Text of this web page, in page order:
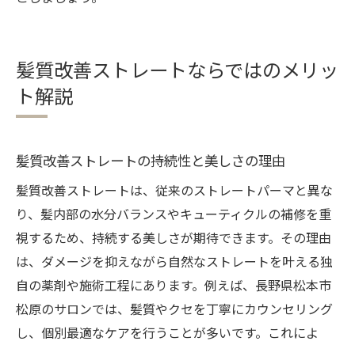
髪質改善ストレートならではのメリッ
ト解説
髪質改善ストレートの持続性と美しさの理由
髪質改善ストレートは、従来のストレートパーマと異な
り、髪内部の水分バランスやキューティクルの補修を重
視するため、持続する美しさが期待できます。その理由
は、ダメージを抑えながら自然なストレートを叶える独
自の薬剤や施術工程にあります。例えば、長野県松本市
松原のサロンでは、髪質やクセを丁寧にカウンセリング
し、個別最適なケアを行うことが多いです。これによ